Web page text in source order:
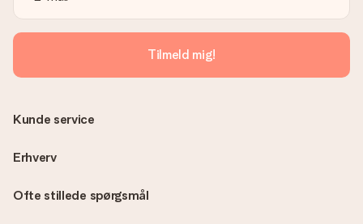
Tilmeld mig!
Ofte stillede spørgsmål
Kunde service
Erhverv